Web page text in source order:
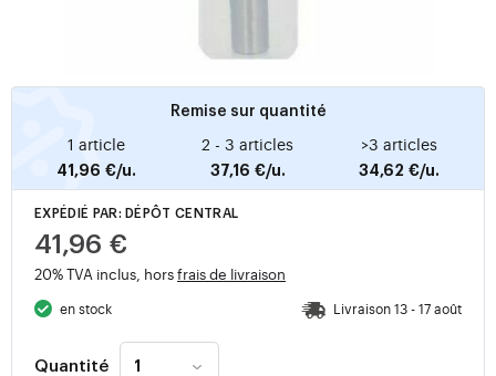
Remise sur quantité
1 article
41,96 €/u.
2 - 3 articles
37,16 €/u.
>3 articles
34,62 €/u.
EXPÉDIÉ PAR: DÉPÔT CENTRAL
41,96 €
20% TVA inclus, horsfrais de livraison
en stock Livraison 13 - 17 août
Quantité